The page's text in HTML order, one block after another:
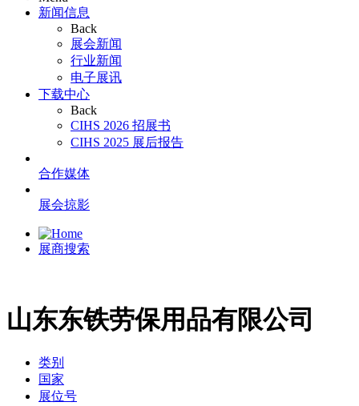
新闻信息
Back
展会新闻
行业新闻
电子展讯
下载中心
Back
CIHS 2026 招展书
CIHS 2025 展后报告
合作媒体
展会掠影
展商搜索
山东东铁劳保用品有限公司
类别
国家
展位号